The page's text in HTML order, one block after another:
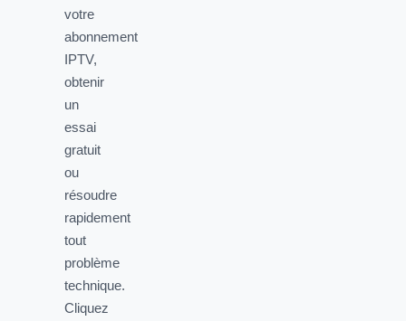
votre
abonnement
IPTV,
obtenir
un
essai
gratuit
ou
résoudre
rapidement
tout
problème
technique.
Cliquez